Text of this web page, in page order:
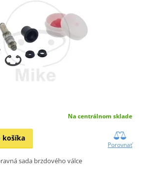
Na centrálnom sklade
košíka
Porovnať
sada brzdového válce